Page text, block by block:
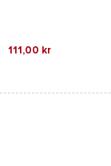
111,00 kr